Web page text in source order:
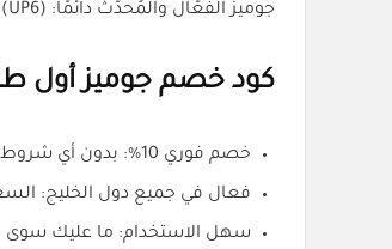
جوميز الفعّال والمُحدَّث دائمًا: (UP6)، وبتخفيض يصل إلى 10% على أول طلب لك.
كود خصم جوميز أول
خصم فوري 10%: بدون أي شروط معقدة.
فعال في جميع دول الخليج:
سهل الاستخدام: ما عليك سوى